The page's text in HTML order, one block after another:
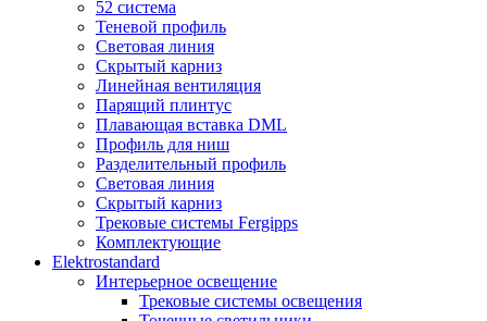
52 система
Теневой профиль
Световая линия
Скрытый карниз
Линейная вентиляция
Парящий плинтус
Плавающая вставка DML
Профиль для ниш
Разделительный профиль
Световая линия
Скрытый карниз
Трековые системы Fergipps
Комплектующие
Elektrostandard
Интерьерное освещение
Трековые системы освещения